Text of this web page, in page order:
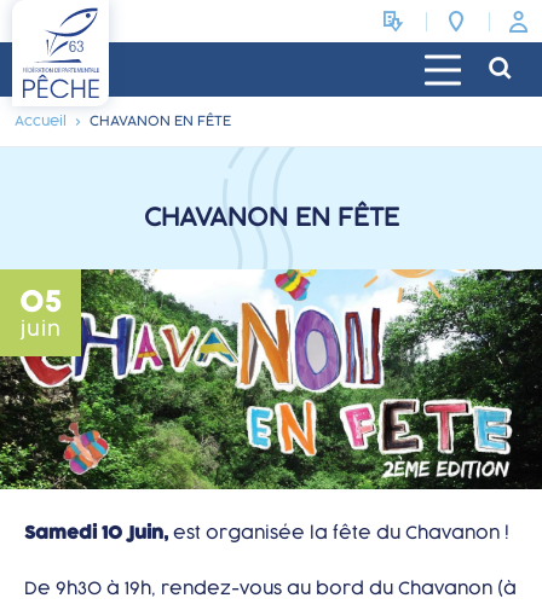
Accueil CHAVANON EN FÊTE
CHAVANON EN FÊTE
05
juin
Samedi 10 Juin, est organisée la fête du Chavanon !
De 9h30 à 19h, rendez-vous au bord du Chavanon (à